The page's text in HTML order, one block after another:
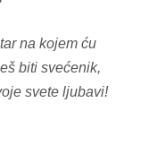
na kojem ću
biti svećenik,
svete ljubavi!